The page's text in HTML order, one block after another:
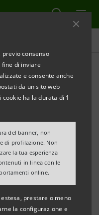
previo consenso
fine di inviare
e consente anche
da un sito web
ha la durata di 1
del banner, non
di profilazione. Non
la tua esperienza
in linea con le
online.
prestare o meno
la configurazione e
VINCENTI 2020»
E LIGURIA AL
DEDICATO
ITALIANE
e St. Roch
;